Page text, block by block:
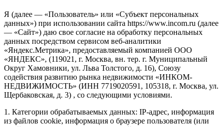
Я (далее — «Пользователь» или «Субъект персональных
данных») при использовании сайта https://www.incom.ru (далее
— «Сайт») даю свое согласие на обработку персональных
данных посредством сервисом веб-аналитики
«Яндекс.Метрика», предоставляемый компанией ООО
«ЯНДЕКС», (119021, г. Москва, вн. тер. г. Муниципальный
Округ Хамовники, ул. Льва Толстого, д. 16), Союзу
содействия развитию рынка недвижимости «ИНКОМ-
НЕДВИЖИМОСТЬ» (ИНН 7719020591, 105318, г. Москва, ул.
Щербаковская, д. 3) , со следующими условиями.
1. Категории обрабатываемых данных: IP-адрес, информация
из файлов cookie, информация о браузере пользователя (или